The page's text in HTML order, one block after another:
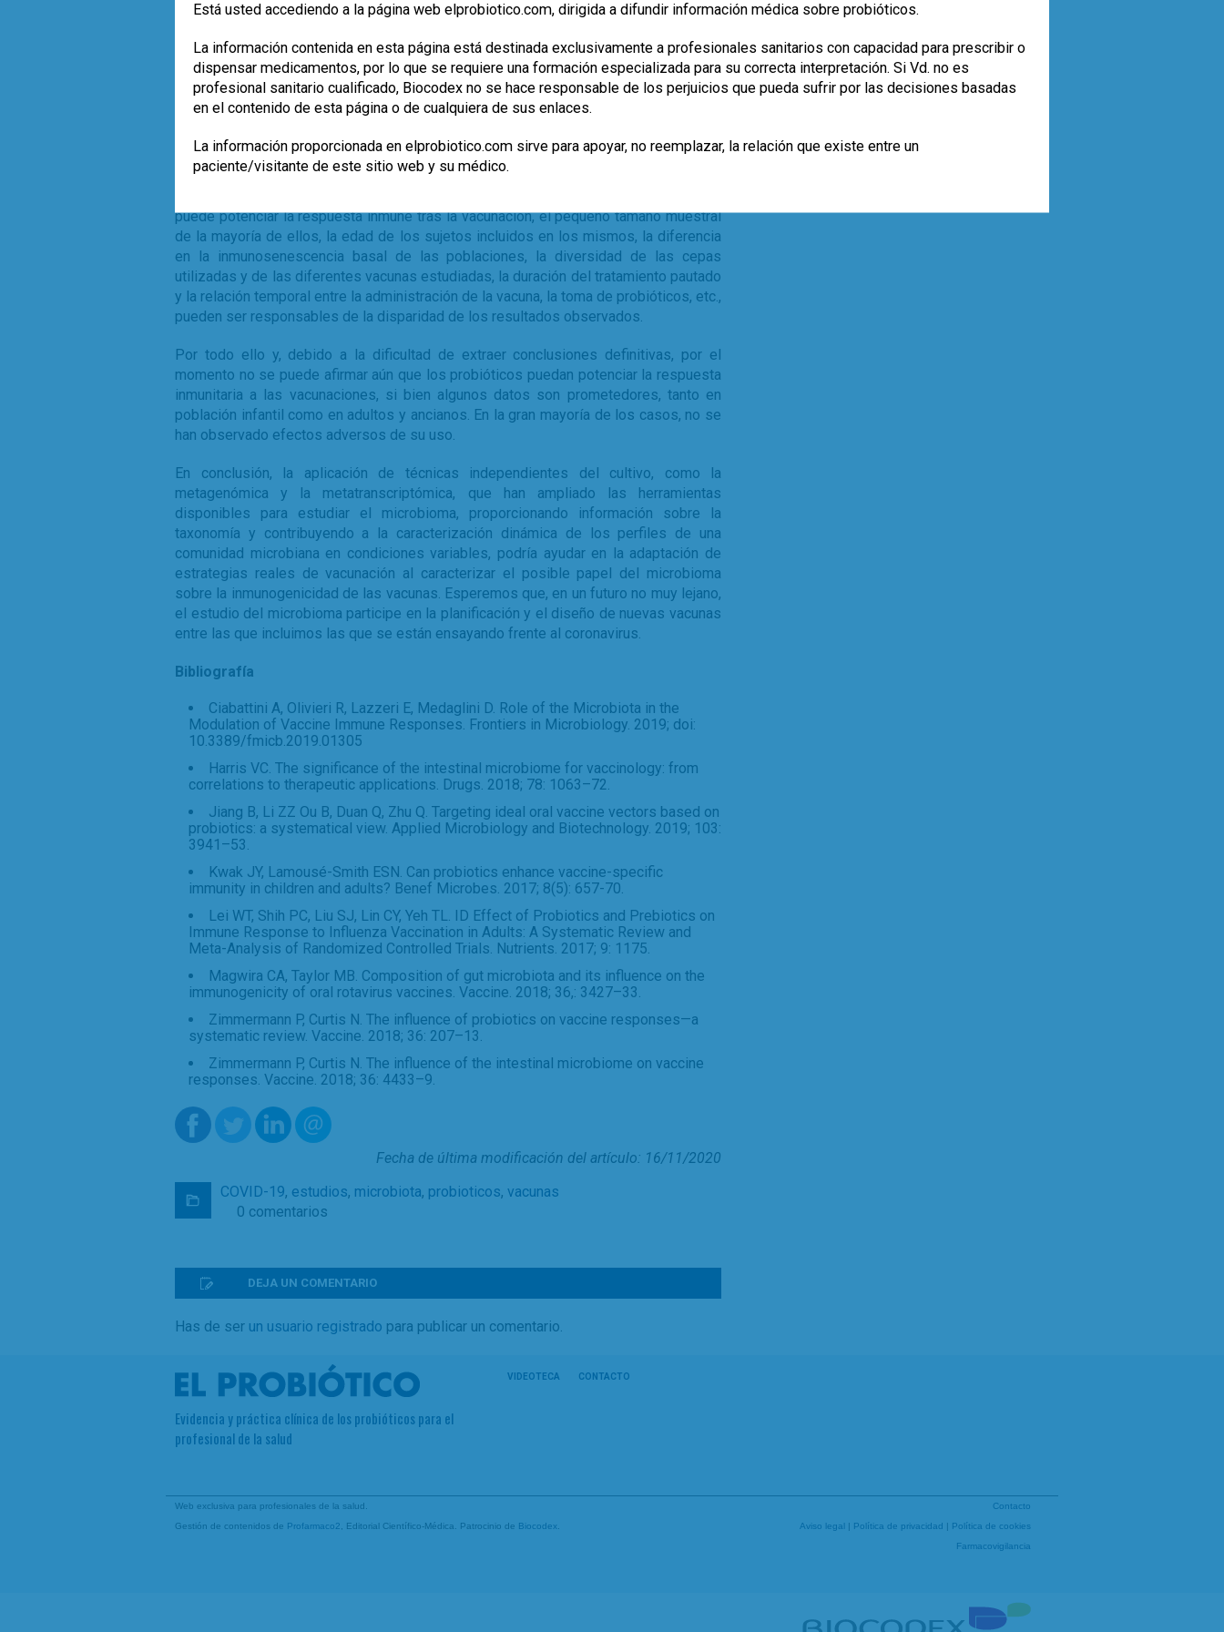
respondedores y no respondedores frente a la vacuna del rotavirus en Ghana y
Pakistán apoyó una correlación entre la composición del microbioma y la
inmunogenicidad frente al virus, al mostrar una mayor abundancia de proteobacterias
entre los respondedores, efecto corroborado también en lactantes holandeses en
otro estudio.
Por otro lado, y dentro de las estrategias utilizadas para mejorar la inmunogenicidad
de las vacunas, una de las que últimamente se está desarrollando más es la
modulación de la microbiota intestinal mediante la suplementación de probióticos.
puede potenciar la respuesta inmune tras la vacunación, el pequeño tamaño muestral
de la mayoría de ellos, la edad de los sujetos incluidos en los mismos, la diferencia
en la inmunosenescencia basal de las poblaciones, la diversidad de las cepas
utilizadas y de las diferentes vacunas estudiadas, la duración del tratamiento pautado
y la relación temporal entre la administración de la vacuna, la toma de probióticos, etc.,
pueden ser responsables de la disparidad de los resultados observados.
Por todo ello y, debido a la dificultad de extraer conclusiones definitivas, por el
momento no se puede afirmar aún que los probióticos puedan potenciar la respuesta
inmunitaria a las vacunaciones, si bien algunos datos son prometedores, tanto en
población infantil como en adultos y ancianos. En la gran mayoría de los casos, no se
han observado efectos adversos de su uso.
En conclusión, la aplicación de técnicas independientes del cultivo, como la
metagenómica y la metatranscriptómica, que han ampliado las herramientas
disponibles para estudiar el microbioma, proporcionando información sobre la
taxonomía y contribuyendo a la caracterización dinámica de los perfiles de una
comunidad microbiana en condiciones variables, podría ayudar en la adaptación de
estrategias reales de vacunación al caracterizar el posible papel del microbioma
sobre la inmunogenicidad de las vacunas. Esperemos que, en un futuro no muy lejano,
el estudio del microbioma participe en la planificación y el diseño de nuevas vacunas
entre las que incluimos las que se están ensayando frente al coronavirus.
Bibliografía
Ciabattini A, Olivieri R, Lazzeri E, Medaglini D. Role of the Microbiota in the
Modulation of Vaccine Immune Responses. Frontiers in Microbiology. 2019; doi:
10.3389/fmicb.2019.01305
Harris VC. The significance of the intestinal microbiome for vaccinology: from
correlations to therapeutic applications. Drugs. 2018; 78: 1063–72.
Jiang B, Li ZZ Ou B, Duan Q, Zhu Q. Targeting ideal oral vaccine vectors based on
probiotics: a systematical view. Applied Microbiology and Biotechnology. 2019; 103:
3941–53.
Kwak JY, Lamousé-Smith ESN. Can probiotics enhance vaccine-specific
immunity in children and adults? Benef Microbes. 2017; 8(5): 657-70.
Lei WT, Shih PC, Liu SJ, Lin CY, Yeh TL. ID Effect of Probiotics and Prebiotics on
Immune Response to Influenza Vaccination in Adults: A Systematic Review and
Meta-Analysis of Randomized Controlled Trials. Nutrients. 2017; 9: 1175.
Magwira CA, Taylor MB. Composition of gut microbiota and its influence on the
immunogenicity of oral rotavirus vaccines. Vaccine. 2018; 36,: 3427–33.
Zimmermann P, Curtis N. The influence of probiotics on vaccine responses—a
systematic review. Vaccine. 2018; 36: 207–13.
Zimmermann P, Curtis N. The influence of the intestinal microbiome on vaccine
responses. Vaccine. 2018; 36: 4433–9.
Fecha de última modificación del artículo: 16/11/2020
COVID-19, estudios, microbiota, probioticos, vacunas
0 comentarios
DEJA UN COMENTARIO
Has de ser un usuario registrado para publicar un comentario.
Evidencia y práctica clínica de los probióticos para el
profesional de la salud
VIDEOTECA CONTACTO
Web exclusiva para profesionales de la salud.
Gestión de contenidos de Profarmaco2 , Editorial Científico-Médica. Patrocinio de Biocodex
Contacto
Aviso legal | Política de privacidad | Política de cookies
Farmacovigilancia
Está usted accediendo a la página web elprobiotico.com, dirigida a difundir información médica sobre probióticos.
La información contenida en esta página está destinada exclusivamente a profesionales sanitarios con capacidad para prescribir o
dispensar medicamentos, por lo que se requiere una formación especializada para su correcta interpretación. Si Vd. no es
profesional sanitario cualificado, Biocodex no se hace responsable de los perjuicios que pueda sufrir por las decisiones basadas
en el contenido de esta página o de cualquiera de sus enlaces.
La información proporcionada en elprobiotico.com sirve para apoyar, no reemplazar, la relación que existe entre un
paciente/visitante de este sitio web y su médico.